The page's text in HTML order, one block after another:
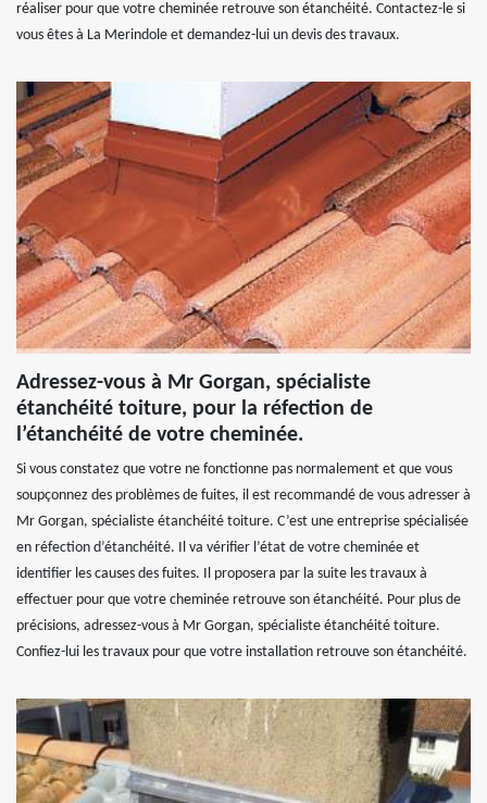
réaliser pour que votre cheminée retrouve son étanchéité. Contactez-le si
vous êtes à La Merindole et demandez-lui un devis des travaux.
Adressez-vous à Mr Gorgan, spécialiste
étanchéité toiture, pour la réfection de
l’étanchéité de votre cheminée.
Si vous constatez que votre ne fonctionne pas normalement et que vous
soupçonnez des problèmes de fuites, il est recommandé de vous adresser à
Mr Gorgan, spécialiste étanchéité toiture. C’est une entreprise spécialisée
en réfection d’étanchéité. Il va vérifier l’état de votre cheminée et
identifier les causes des fuites. Il proposera par la suite les travaux à
effectuer pour que votre cheminée retrouve son étanchéité. Pour plus de
précisions, adressez-vous à Mr Gorgan, spécialiste étanchéité toiture.
Confiez-lui les travaux pour que votre installation retrouve son étanchéité.